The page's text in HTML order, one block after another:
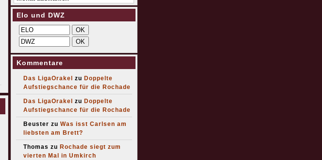
Elo und DWZ
Kommentare
Das LigaOrakel zu Doppelte
Aufstiegschance für die Rochade
Das LigaOrakel zu Doppelte
Aufstiegschance für die Rochade
Beuster zu Was isst Carlsen am
liebsten am Brett?
Thomas zu Rochade siegt zum
vierten Mal in Umkirch